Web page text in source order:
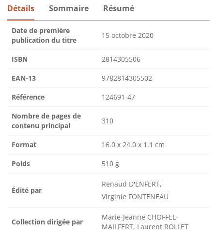
Détails Sommaire Résumé
Date de première
publication du titre
15 octobre 2020
ISBN 2814305506
EAN-13 9782814305502
Référence 124691-47
Nombre de pages de
contenu principal
310
Format 16.0 x 24.0 x 1.1 cm
Poids 510 g
Édité par
Renaud D'ENFERT,
Virginie FONTENEAU
Collection dirigée par
Marie-Jeanne CHOFFEL-
MAILFERT, Laurent ROLLET